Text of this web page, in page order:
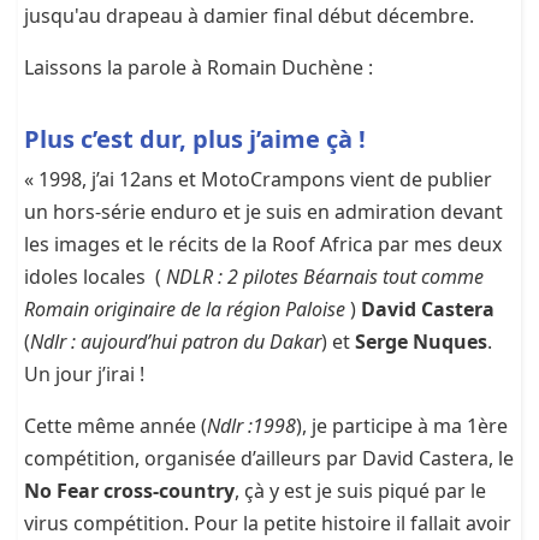
jusqu'au drapeau à damier final début décembre.
Laissons la parole à Romain Duchène :
Plus c’est dur, plus j’aime çà !
« 1998, j’ai 12ans et MotoCrampons vient de publier
un hors-série enduro et je suis en admiration devant
les images et le récits de la Roof Africa par mes deux
idoles locales ( NDLR : 2 pilotes Béarnais tout comme
Romain originaire de la région Paloise) David Castera
(Ndlr : aujourd’hui patron du Dakar) etSerge Nuques.
Un jour j’irai !
Cette même année (Ndlr :1998), je participe à ma 1ère
compétition, organisée d’ailleurs par David Castera, le
No Fear cross-country, çà y est je suis piqué par le
virus compétition. Pour la petite histoire il fallait avoir